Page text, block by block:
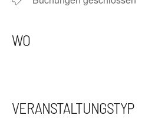
WO
VERANSTALTUNGSTYP